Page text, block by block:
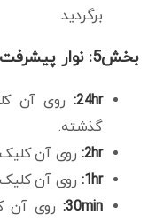
برگردید.
بخش5: نوار پیشرفت
24hr:
گذشته.
2hr: روی آن کلیک
1hr: روی آن کلیک
30min: